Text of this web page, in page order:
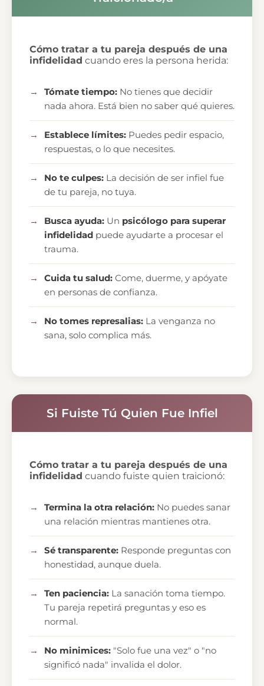
Cómo tratar a tu pareja después de una
infidelidad cuando eres la persona herida:
Tómate tiempo: No tienes que decidir
nada ahora. Está bien no saber qué quieres.
Establece límites: Puedes pedir espacio,
respuestas, o lo que necesites.
No te culpes: La decisión de ser infiel fue
de tu pareja, no tuya.
Busca ayuda: Un psicólogo para superar
infidelidad puede ayudarte a procesar el
trauma.
Cuida tu salud: Come, duerme, y apóyate
en personas de confianza.
No tomes represalias: La venganza no
sana, solo complica más.
Si Fuiste Tú Quien Fue Infiel
Cómo tratar a tu pareja después de una
infidelidad cuando fuiste quien traicionó:
Termina la otra relación: No puedes sanar
una relación mientras mantienes otra.
Sé transparente: Responde preguntas con
honestidad, aunque duela.
Ten paciencia: La sanación toma tiempo.
Tu pareja repetirá preguntas y eso es
normal.
No minimices: "Solo fue una vez" o "no
significó nada" invalida el dolor.